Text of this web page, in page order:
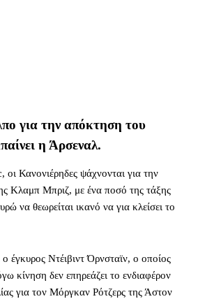
για την απόκτηση του
η Άρσεναλ.
Κανονιέρηδες ψάχνονται για την
Κλαμπ Μπριζ, με ένα ποσό της τάξης
να θεωρείται ικανό να για κλείσει το
έγκυρος Ντέιβιντ Όρνσταϊν, ο οποίος
κίνηση δεν επηρεάζει το ενδιαφέρον
για τον Μόργκαν Ρότζερς της Άστον